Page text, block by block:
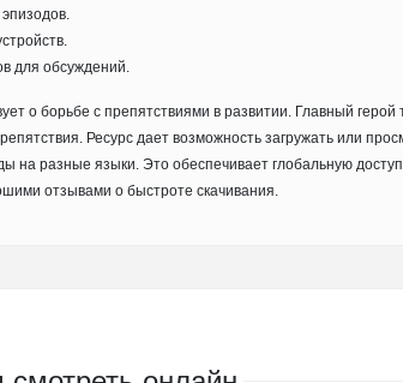
для обсуждений.
о борьбе с препятствиями в развитии. Главный герой
Ресурс дает возможность загружать или
на разные языки. Это обеспечивает глобальную
отзывами о быстроте скачивания.